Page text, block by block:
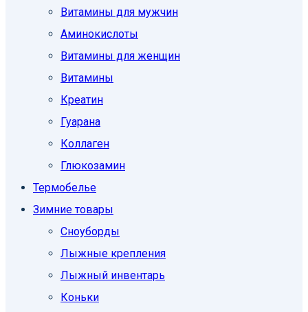
Витамины для мужчин
Аминокислоты
Витамины для женщин
Витамины
Креатин
Гуарана
Коллаген
Глюкозамин
Термобелье
Зимние товары
Сноуборды
Лыжные крепления
Лыжный инвентарь
Коньки